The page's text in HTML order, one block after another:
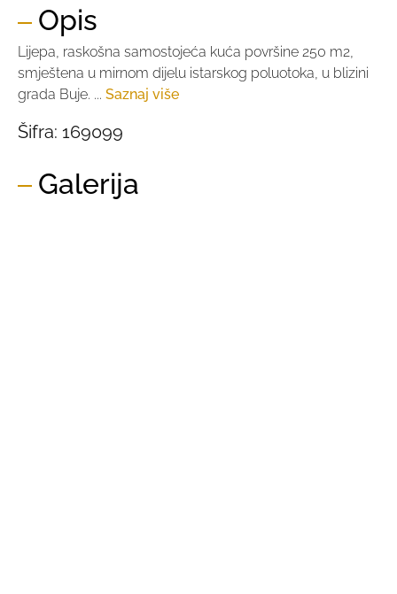
Opis
Lijepa, raskošna samostojeća kuća površine 250 m2,
smještena u mirnom dijelu istarskog poluotoka, u blizini
grada Buje. ... Saznaj više
Šifra: 169099
Galerija